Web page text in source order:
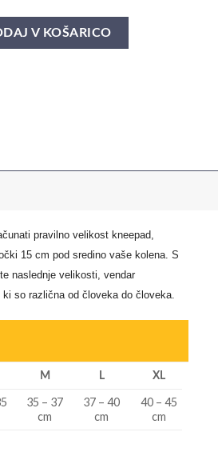
koleno Tokio quantity
V KOŠARICO
pravilno velikost kneepad,
15 cm pod sredino vaše kolena. S
naslednje velikosti, vendar
so različna od človeka do človeka.
M L XL
35 – 37
cm
37 – 40
cm
40 – 45
cm